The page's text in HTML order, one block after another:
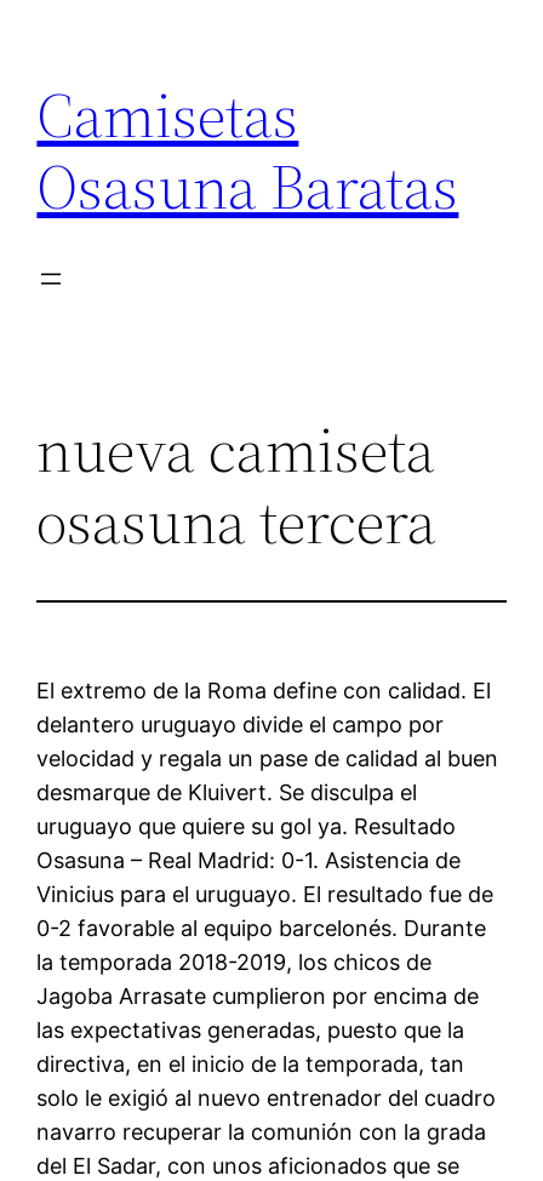
contenido
Camisetas
Osasuna Baratas
nueva camiseta
osasuna tercera
El extremo de la Roma define con calidad. El
delantero uruguayo divide el campo por
velocidad y regala un pase de calidad al buen
desmarque de Kluivert. Se disculpa el
uruguayo que quiere su gol ya. Resultado
Osasuna – Real Madrid: 0-1. Asistencia de
Vinicius para el uruguayo. El resultado fue de
0-2 favorable al equipo barcelonés. Durante
la temporada 2018-2019, los chicos de
Jagoba Arrasate cumplieron por encima de
las expectativas generadas, puesto que la
directiva, en el inicio de la temporada, tan
solo le exigió al nuevo entrenador del cuadro
navarro recuperar la comunión con la grada
del El Sadar, con unos aficionados que se